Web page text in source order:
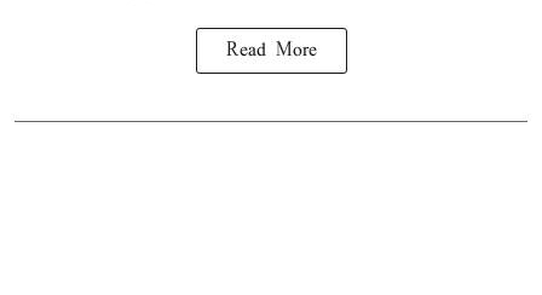
Read More